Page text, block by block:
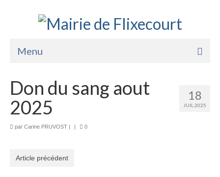
Menu
La Mairie
Vie Pratique
Enfance Jeunesse
18
JUIL 2025
Don du sang aout
2025
par Carine PRUVOST | | 0
Article précédent